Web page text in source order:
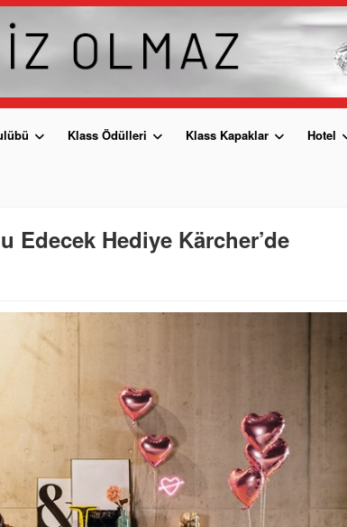
Klass Ödülleri Klass Kapaklar Hotel
Edecek Hediye Kärcher’de